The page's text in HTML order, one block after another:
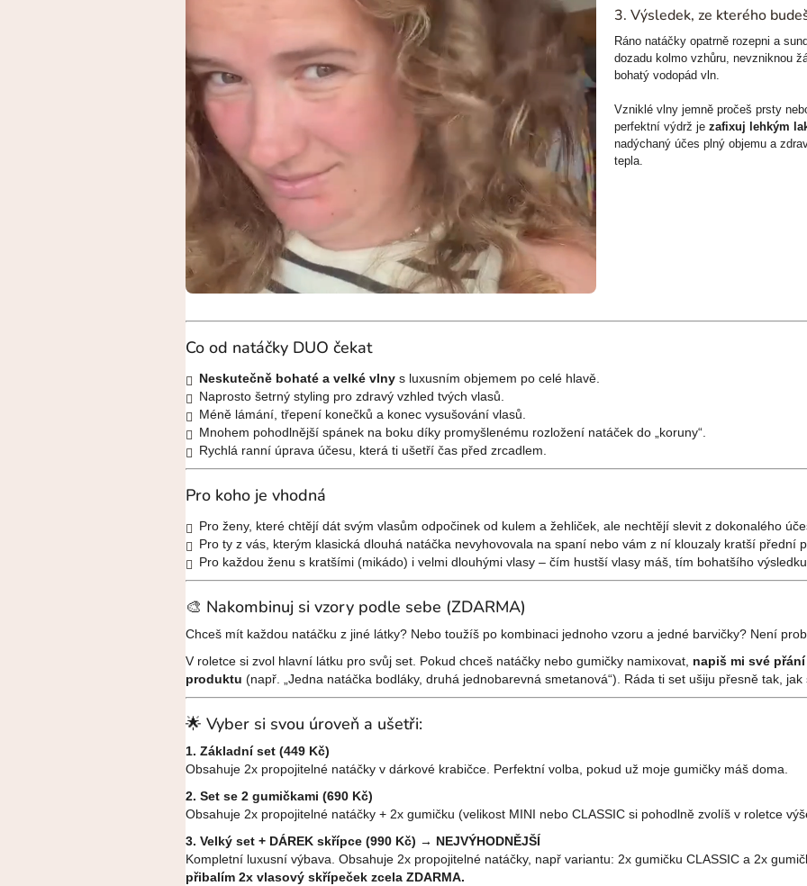
3. Výsledek, ze kterého
Ráno natáčky opatrně rozepni a
dozadu kolmo vzhůru, nevzniknou
bohatý vodopád vln.
Vzniklé vlny jemně pročeš prsty
perfektní výdrž je zafixuj lehkým
nadýchaný účes plný objemu a
tepla.
Co od natáčky DUO čekat
Neskutečně bohaté a velké vlny s luxusním objemem po celé hlavě.
Naprosto šetrný styling pro zdravý vzhled tvých vlasů.
Méně lámání, třepení konečků a konec vysušování vlasů.
Mnohem pohodlnější spánek na boku díky promyšlenému rozložení natáček do „koruny“.
Rychlá ranní úprava účesu, která ti ušetří čas před zrcadlem.
Pro koho je vhodná
Pro ženy, které chtějí dát svým vlasům odpočinek od kulem a žehliček, ale nechtějí slevit z dokonalého
Pro ty z vás, kterým klasická dlouhá natáčka nevyhovovala na spaní nebo vám z ní klouzaly kratší přední
Pro každou ženu s kratšími (mikádo) i velmi dlouhými vlasy – čím hustší vlasy máš, tím bohatšího
🎨 Nakombinuj si vzory podle sebe (ZDARMA)
Chceš mít každou natáčku z jiné látky? Nebo toužíš po kombinaci jednoho vzoru a jedné barvičky? Není
V roletce si zvol hlavní látku pro svůj set. Pokud chceš natáčky nebo gumičky namixovat, napiš mi své
produktu (např. „Jedna natáčka bodláky, druhá jednobarevná smetanová“). Ráda ti set ušiju přesně tak,
🌟 Vyber si svou úroveň a ušetři:
1. Základní set (449 Kč)
Obsahuje 2x propojitelné natáčky v dárkové krabičce. Perfektní volba, pokud už moje gumičky máš doma.
2. Set se 2 gumičkami (690 Kč)
Obsahuje 2x propojitelné natáčky + 2x gumičku (velikost MINI nebo CLASSIC si pohodlně zvolíš v roletce
3. Velký set + DÁREK skřípce (990 Kč) → NEJVÝHODNĚJŠÍ
Kompletní luxusní výbava. Obsahuje 2x propojitelné natáčky, např variantu: 2x gumičku CLASSIC a 2x
přibalím 2x vlasový skřípeček zcela ZDARMA.